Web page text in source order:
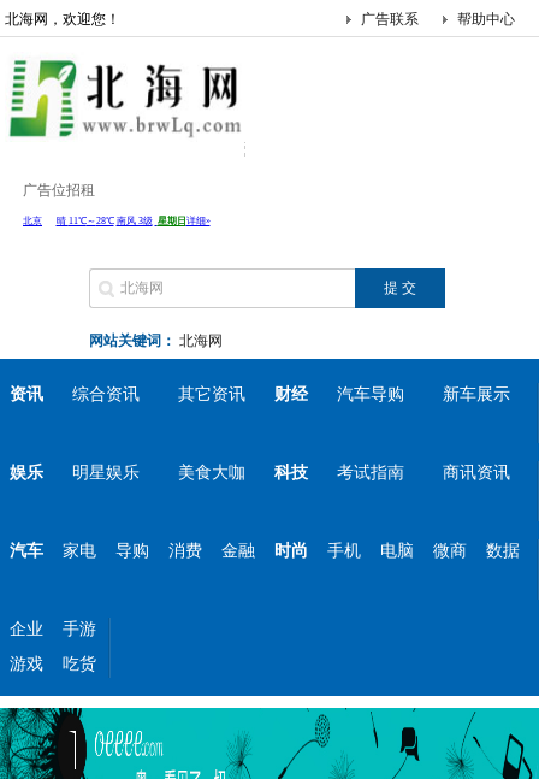
北海网，欢迎您！ 帮助中心
广告联系
广告位招租
网站关键词： 北海网
资讯 综合资讯 其它资讯 财经 汽车导购 新车展示
娱乐 明星娱乐 美食大咖 科技 考试指南 商讯资讯
汽车 家电 导购 消费 金融 时尚 手机 电脑 微商 数据
企业
手游
游戏
吃货